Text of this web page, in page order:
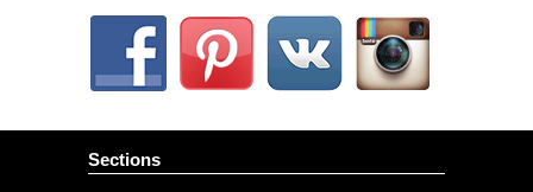
Sections